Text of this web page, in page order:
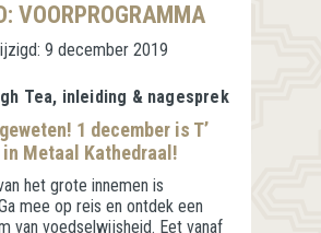
VOORPROGRAMMA
9 december 2019
Tea, inleiding & nagesprek
1 december is T’
Metaal Kathedraal!
het grote innemen is
mee op reis en ontdek een
van voedselwijsheid. Eet vanaf